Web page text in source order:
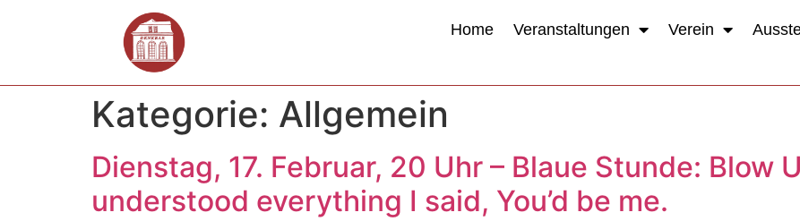
Home Veranstaltungen Verein
Kategorie: Allgemein
Dienstag, 17. Februar, 20 Uhr – Blaue Stunde: Blow
understood everything I said, You’d be me.